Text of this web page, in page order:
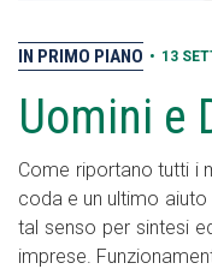
IN PRIMO PIANO • 13
Uomini e
Come riportano tutti i
coda e un ultimo
tal senso per sintesi
imprese.